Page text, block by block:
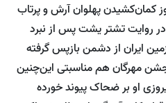
کمان‌کشیدن پهلوان آرش و پرتاب
در روایت تشتر یشت پس از نبرد
ایران از دشمن بازپس گرفته
مهرگان هم مناسبتی این‌چنین
او بر ضحاک پیوند خورده